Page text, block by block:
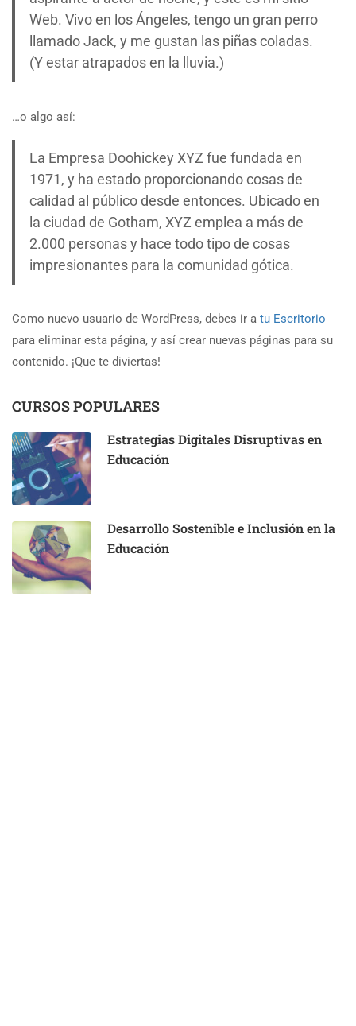
Web. Vivo en los Ángeles, tengo un gran perro
llamado Jack, y me gustan las piñas coladas.
(Y estar atrapados en la lluvia.)
…o algo así:
La Empresa Doohickey XYZ fue fundada en
1971, y ha estado proporcionando cosas de
calidad al público desde entonces. Ubicado en
la ciudad de Gotham, XYZ emplea a más de
2.000 personas y hace todo tipo de cosas
impresionantes para la comunidad gótica.
Como nuevo usuario de WordPress, debes ir a tu Escritorio
para eliminar esta página, y así crear nuevas páginas para su
contenido. ¡Que te diviertas!
CURSOS POPULARES
Estrategias Digitales Disruptivas en
Educación
Desarrollo Sostenible e Inclusión en la
Educación